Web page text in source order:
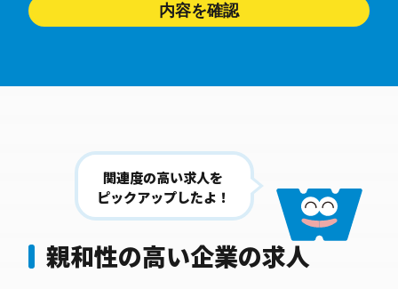
内容を確認
親和性の高い企業の求人
関連度の高い求人を
ピックアップしたよ！